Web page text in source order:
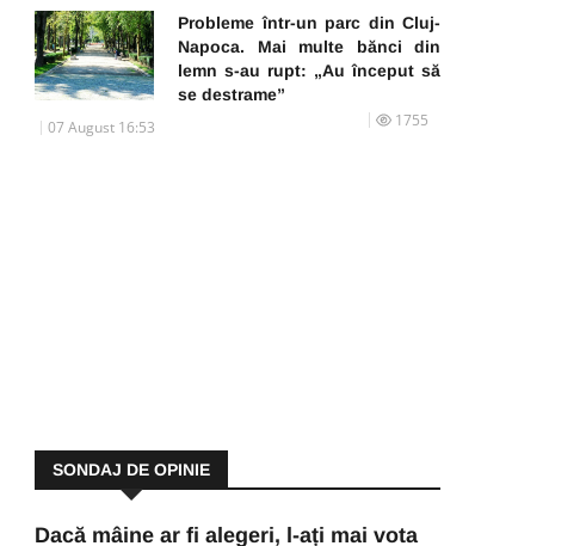
Probleme într-un parc din Cluj-
Napoca. Mai multe bănci din
lemn s-au rupt: „Au început să
se destrame”
07 August 16:53 1755
SONDAJ DE OPINIE
Dacă mâine ar fi alegeri, l-ați mai vota